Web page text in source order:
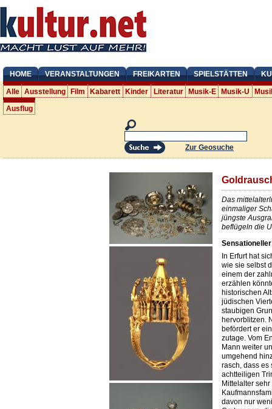
HOME VERANSTALTUNGEN FREIKARTEN SPIELSTÄTTEN
Alle Ausstellung Film Kabarett Kinder Literatur Musik-E Musik-U
Ausflug
Zur Geosuche
Das
einmaliger
jüngste
beflügeln die
In Erfurt hat
wie sie selbst
einem der
erzählen
historischen
jüdischen
staubigen
hervorblitzen.
befördert er
zutage. Vom
Mann weiter
umgehend
rasch, dass es
achtteiligen
Mittelalter
davon nur